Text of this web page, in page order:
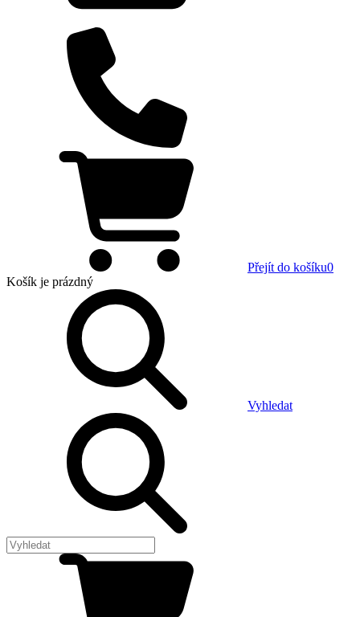
Přejít do košíku0
Košík je prázdný
Vyhledat